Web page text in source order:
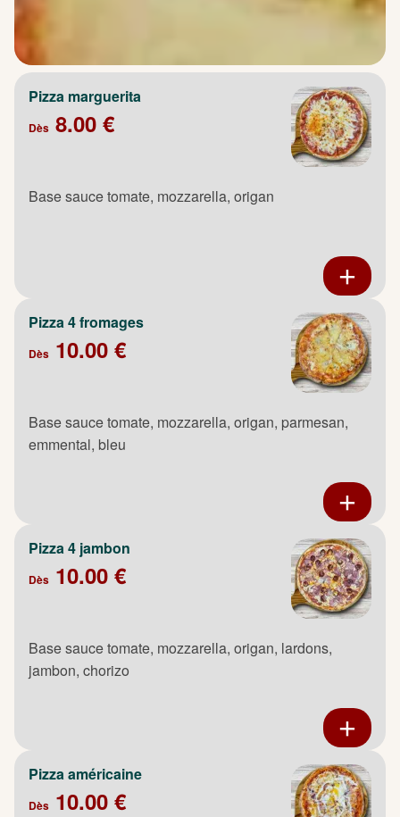
Pizza marguerita
Dès 8.00 €
Base sauce tomate, mozzarella, origan
Pizza 4 fromages
Dès 10.00 €
Base sauce tomate, mozzarella, origan, parmesan,
emmental, bleu
Pizza 4 jambon
Dès 10.00 €
Base sauce tomate, mozzarella, origan, lardons,
jambon, chorizo
Pizza américaine
Dès 10.00 €